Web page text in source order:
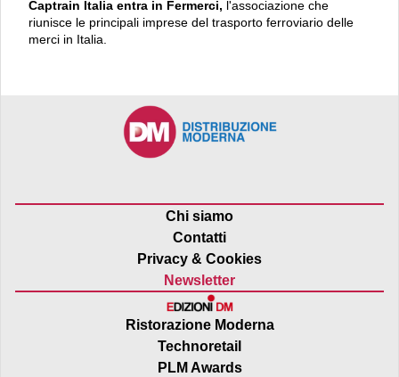
Captrain Italia entra in Fermerci, l'associazione che
riunisce le principali imprese del trasporto ferroviario delle
merci in Italia.
Chi siamo
Contatti
Privacy & Cookies
Newsletter
Ristorazione Moderna
Technoretail
PLM Awards